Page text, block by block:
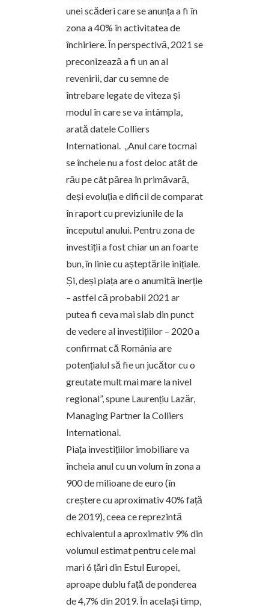
unei scăderi care se anunța a fi în
zona a 40% în activitatea de
închiriere. În perspectivă, 2021 se
preconizează a fi un an al
revenirii, dar cu semne de
întrebare legate de viteza și
modul în care se va întâmpla,
arată datele Colliers
International. „Anul care tocmai
se încheie nu a fost deloc atât de
rău pe cât părea în primăvară,
deși evoluția e dificil de comparat
în raport cu previziunile de la
începutul anului. Pentru zona de
investiții a fost chiar un an foarte
bun, în linie cu așteptările inițiale.
Și, deși piața are o anumită inerție
– astfel că probabil 2021 ar
putea fi ceva mai slab din punct
de vedere al investițiilor – 2020 a
confirmat că România are
potențialul să fie un jucător cu o
greutate mult mai mare la nivel
regional”, spune Laurențiu Lazăr,
Managing Partner la Colliers
International.
Piața investițiilor imobiliare va
încheia anul cu un volum în zona a
900 de milioane de euro (în
creștere cu aproximativ 40% față
de 2019), ceea ce reprezintă
echivalentul a aproximativ 9% din
volumul estimat pentru cele mai
mari 6 țări din Estul Europei,
aproape dublu față de ponderea
de 4,7% din 2019. În același timp,